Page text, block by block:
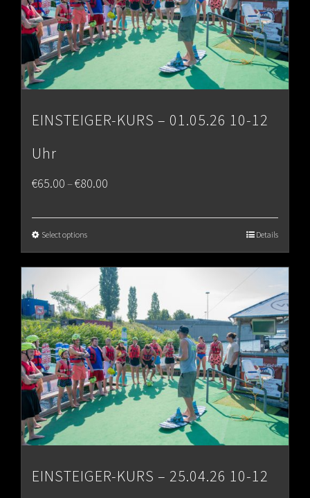
EINSTEIGER-KURS – 01.05.26 10-12
Uhr
€65.00–€80.00
€80.00
Select options Details
EINSTEIGER-KURS – 25.04.26 10-12